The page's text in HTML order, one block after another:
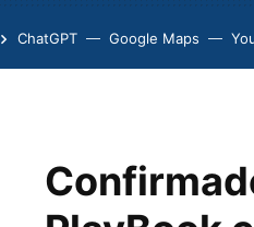
ChatGPT Google Maps